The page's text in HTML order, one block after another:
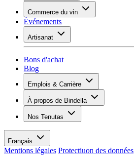
Aperçu restaurants
Banquets et séminaires
Dolcezze
Commerce du vin
Overview
Assortiment
Savoir sur le vin
Événements
Artisanat
Aperçu
Plâtrer
Peinture
Bons d'achat
Blog
Emplois & Carrière
Postes vacants
Apprenants
Vos avantages
Valeurs
Personne de contact
À propos de Bindella
Vue d’ensemble
Histoire
Médias
Les Moby Dicks
Contacts
Nos Tenutas
Tenuta Vergaia
Français
Mentions légales Protectiuon des données